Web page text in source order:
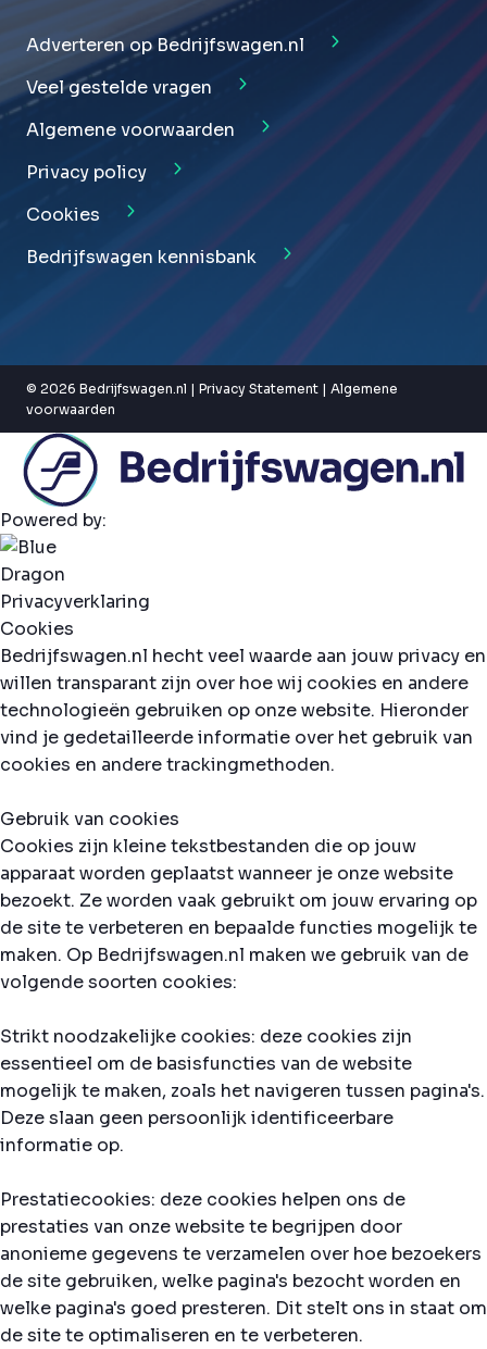
Adverteren op Bedrijfswagen.nl
Veel gestelde vragen
Algemene voorwaarden
Privacy policy
Cookies
Bedrijfswagen kennisbank
© 2026 Bedrijfswagen.nl | Privacy Statement | Algemene
voorwaarden
Powered by:
Privacyverklaring
Cookies
Bedrijfswagen.nl hecht veel waarde aan jouw privacy en
willen transparant zijn over hoe wij cookies en andere
technologieën gebruiken op onze website. Hieronder
vind je gedetailleerde informatie over het gebruik van
cookies en andere trackingmethoden.
Gebruik van cookies
Cookies zijn kleine tekstbestanden die op jouw
apparaat worden geplaatst wanneer je onze website
bezoekt. Ze worden vaak gebruikt om jouw ervaring op
de site te verbeteren en bepaalde functies mogelijk te
maken. Op Bedrijfswagen.nl maken we gebruik van de
volgende soorten cookies:
Strikt noodzakelijke cookies: deze cookies zijn
essentieel om de basisfuncties van de website
mogelijk te maken, zoals het navigeren tussen pagina's.
Deze slaan geen persoonlijk identificeerbare
informatie op.
Prestatiecookies: deze cookies helpen ons de
prestaties van onze website te begrijpen door
anonieme gegevens te verzamelen over hoe bezoekers
de site gebruiken, welke pagina's bezocht worden en
welke pagina's goed presteren. Dit stelt ons in staat om
de site te optimaliseren en te verbeteren.